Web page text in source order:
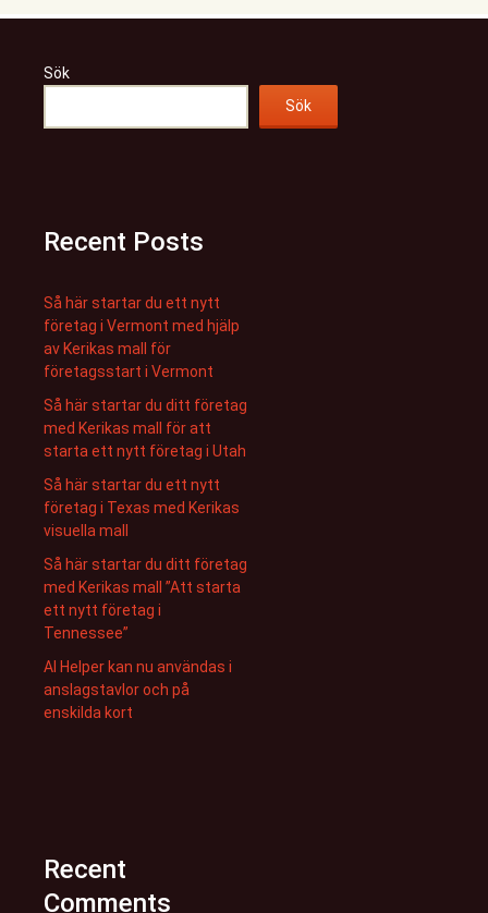
Sök
Sök
Recent Posts
Så här startar du ett nytt
företag i Vermont med hjälp
av Kerikas mall för
företagsstart i Vermont
Så här startar du ditt företag
med Kerikas mall för att
starta ett nytt företag i Utah
Så här startar du ett nytt
företag i Texas med Kerikas
visuella mall
Så här startar du ditt företag
med Kerikas mall ”Att starta
ett nytt företag i
Tennessee”
AI Helper kan nu användas i
anslagstavlor och på
enskilda kort
Recent
Comments